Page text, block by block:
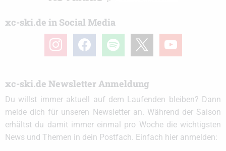
xc-ski.de in Social Media
instagramfacebook spotify youtube
xc-ski.de Newsletter Anmeldung
Du willst immer aktuell auf dem Laufenden bleiben? Dann
melde dich für unseren Newsletter an. Während der Saison
erhältst du damit immer einmal pro Woche die wichtigsten
News und Themen in dein Postfach. Einfach hier anmelden: